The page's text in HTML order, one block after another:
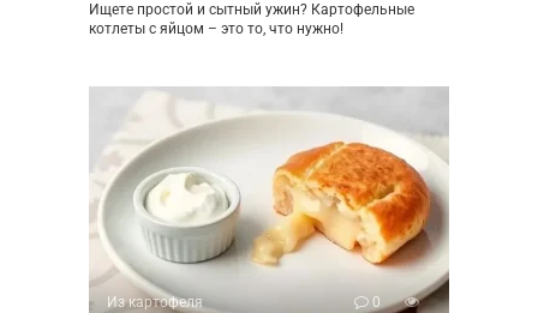
Ищете простой и сытный ужин? Картофельные
котлеты с яйцом – это то, что нужно!
Из картофеля 0